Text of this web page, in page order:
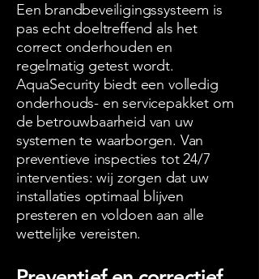
Een brandbeveiligingssysteem is
pas echt doeltreffend als het
correct onderhouden en
regelmatig getest wordt.
AquaSecurity biedt een volledig
onderhouds- en servicepakket om
de betrouwbaarheid van uw
systemen te waarborgen. Van
preventieve inspecties tot 24/7
interventies: wij zorgen dat uw
installaties optimaal blijven
presteren en voldoen aan alle
wettelijke vereisten.